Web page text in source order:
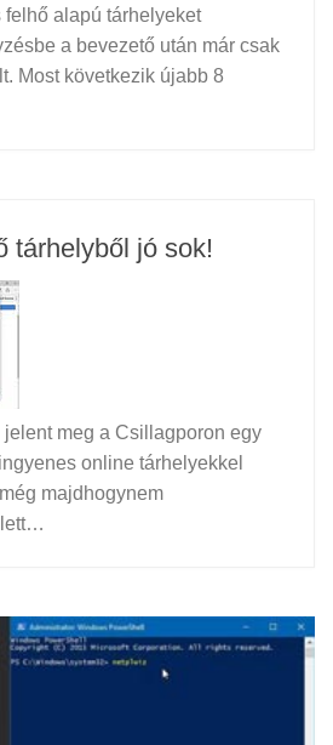
alapú tárhelyeket
a bevezető után már csak
Most következik újabb 8
tárhelyből jó sok!
meg a Csillagporon egy
online tárhelyekkel
majdhogynem